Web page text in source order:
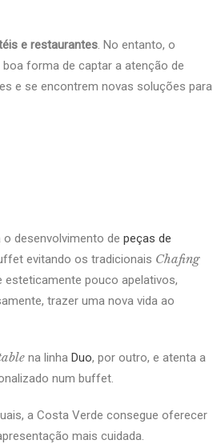
e restaurantes. No entanto, o
forma de captar a atenção de
e se encontrem novas soluções para
desenvolvimento de peças de
evitando os tradicionais Chafing
esteticamente pouco apelativos,
trazer uma nova vida ao
na linha Duo, por outro, e atenta a
num buffet.
a Costa Verde consegue oferecer
mais cuidada.